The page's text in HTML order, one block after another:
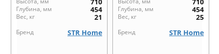
Глубина, мм 454
Вес, кг 21
Бренд STR Home
Глубина, мм 454
Вес, кг 25
Бренд STR Home